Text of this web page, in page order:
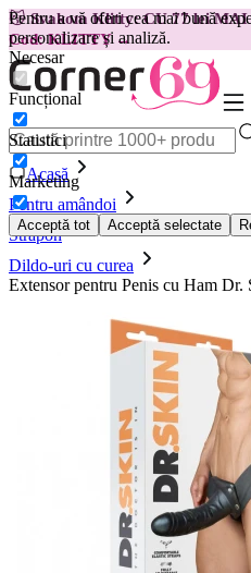
Pentru a vă oferi cea mai bună
personalizare și analiză.
Necesar
Funcțional
Statistici
Marketing
Acceptă tot Acceptă selectate
😽Svakom Klitty: CU 77 lei
Cod: KLITTY →
Acasă
Pentru amândoi
Strapon
Dildo-uri cu curea
Extensor pentru Penis cu Ham